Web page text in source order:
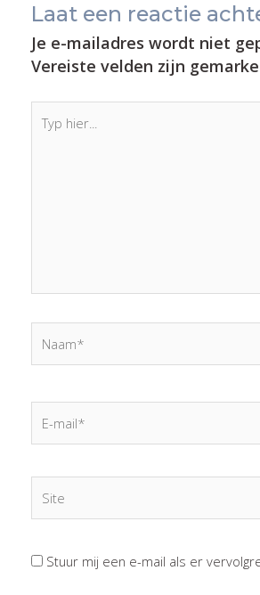
Laat een reactie
Je e-mailadres wordt niet
Vereiste velden zijn
hier...
mail*
Stuur mij een e-mail als er